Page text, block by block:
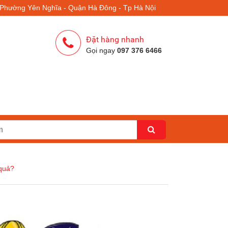
Yên Nghĩa - Quận Hà Đông - Tp Hà Nội
Đặt hàng nhanh
Gọi ngay 097 376 6466